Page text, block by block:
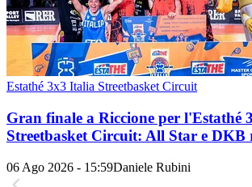
Estathé 3x3 Italia Streetbasket Circuit
Gran finale a Riccione per l'Estathé
Streetbasket Circuit: All Star e DKB
06 Ago 2026 - 15:59Daniele Rubini